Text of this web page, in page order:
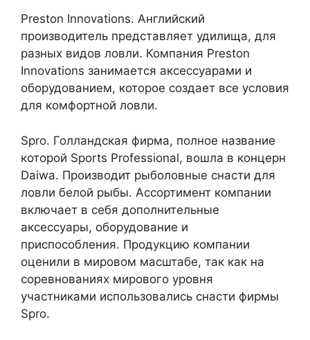
Preston Innovations. Английский
производитель представляет удилища, для
разных видов ловли. Компания Preston
Innovations занимается аксессуарами и
оборудованием, которое создает все условия
для комфортной ловли.
Spro. Голландская фирма, полное название
которой Sports Professional, вошла в концерн
Daiwa. Производит рыболовные снасти для
ловли белой рыбы. Ассортимент компании
включает в себя дополнительные
аксессуары, оборудование и
приспособления. Продукцию компании
оценили в мировом масштабе, так как на
соревнованиях мирового уровня
участниками использовались снасти фирмы
Spro.